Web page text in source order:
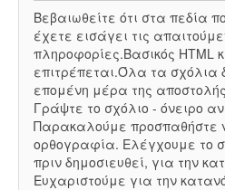
Βεβαιωθείτε ότι στα πεδία
έχετε εισάγει τις
πληροφορίες.Βασικός HTML
επιτρέπεται.Όλα τα σχόλια
επομένη μέρα της
Γράψτε το σχόλιο - όνειρο
Παρακαλούμε προσπαθήστε
ορθογραφία. Ελέγχουμε το
πριν δημοσιευθεί, για την
Ευχαριστούμε για την